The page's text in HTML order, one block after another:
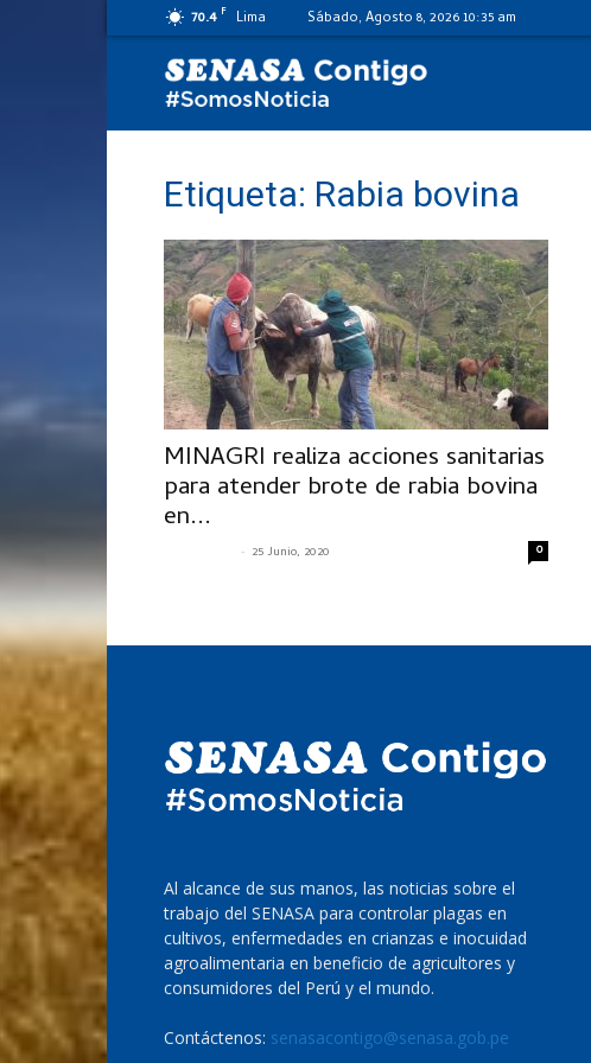
70.4 F Lima Sábado, Agosto 8, 2026 10:35 am
día
Etiqueta: Rabia bovina
MINAGRI realiza acciones sanitarias
para atender brote de rabia bovina
en...
- 25 Junio, 2020 0
Al alcance de sus manos, las noticias sobre el
trabajo del SENASA para controlar plagas en
cultivos, enfermedades en crianzas e inocuidad
agroalimentaria en beneficio de agricultores y
consumidores del Perú y el mundo.
Contáctenos: senasacontigo@senasa.gob.pe